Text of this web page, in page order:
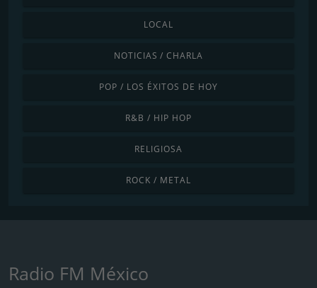
LOCAL
NOTICIAS / CHARLA
POP / LOS ÉXITOS DE HOY
R&B / HIP HOP
RELIGIOSA
ROCK / METAL
Radio FM México